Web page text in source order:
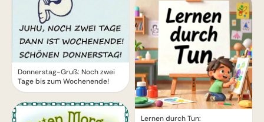
Donnerstag-Gruß: Noch zwei
Tage bis zum Wochenende!
Lernen durch Tun: